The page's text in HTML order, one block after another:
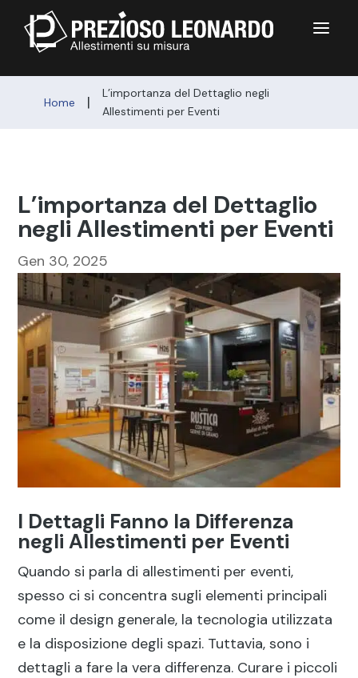
a
Home |
L’importanza del Dettaglio negli
Allestimenti per Eventi
L’importanza del Dettaglio
negli Allestimenti per Eventi
Gen 30, 2025
I Dettagli Fanno la Differenza
negli Allestimenti per Eventi
Quando si parla di allestimenti per eventi,
spesso ci si concentra sugli elementi principali
come il design generale, la tecnologia utilizzata
e la disposizione degli spazi. Tuttavia, sono i
dettagli a fare la vera differenza. Curare i piccoli